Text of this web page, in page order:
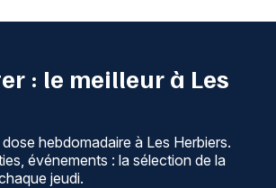
: le meilleur à Les
hebdomadaire à Les Herbiers.
événements : la sélection de la
jeudi.